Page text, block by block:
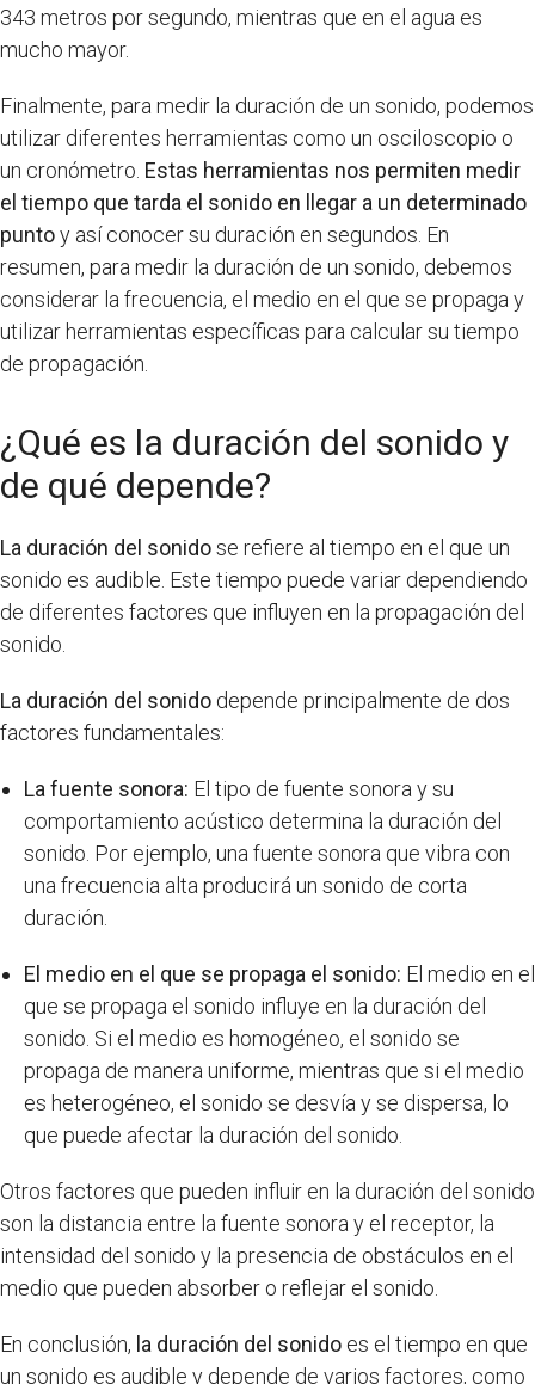
343 metros por segundo, mientras que en el agua es
mucho mayor.
Finalmente, para medir la duración de un sonido, podemos
utilizar diferentes herramientas como un osciloscopio o
un cronómetro. Estas herramientas nos permiten medir
el tiempo que tarda el sonido en llegar a un determinado
puntoy así conocer su duración en segundos. En
resumen, para medir la duración de un sonido, debemos
considerar la frecuencia, el medio en el que se propaga y
utilizar herramientas específicas para calcular su tiempo
de propagación.
¿Qué es la duración del sonido y
de qué depende?
La duración del sonidose refiere al tiempo en el que un
sonido es audible. Este tiempo puede variar dependiendo
de diferentes factores que influyen en la propagación del
sonido.
La duración del sonido depende principalmente de dos
factores fundamentales:
La fuente sonora: El tipo de fuente sonora y su
comportamiento acústico determina la duración del
sonido. Por ejemplo, una fuente sonora que vibra con
una frecuencia alta producirá un sonido de corta
duración.
El medio en el que se propaga el sonido: El medio en el
que se propaga el sonido influye en la duración del
sonido. Si el medio es homogéneo, el sonido se
propaga de manera uniforme, mientras que si el medio
es heterogéneo, el sonido se desvía y se dispersa, lo
que puede afectar la duración del sonido.
Otros factores que pueden influir en la duración del sonido
son la distancia entre la fuente sonora y el receptor, la
intensidad del sonido y la presencia de obstáculos en el
medio que pueden absorber o reflejar el sonido.
En conclusión, la duración del sonido es el tiempo en que
un sonido es audible y depende de varios factores, como